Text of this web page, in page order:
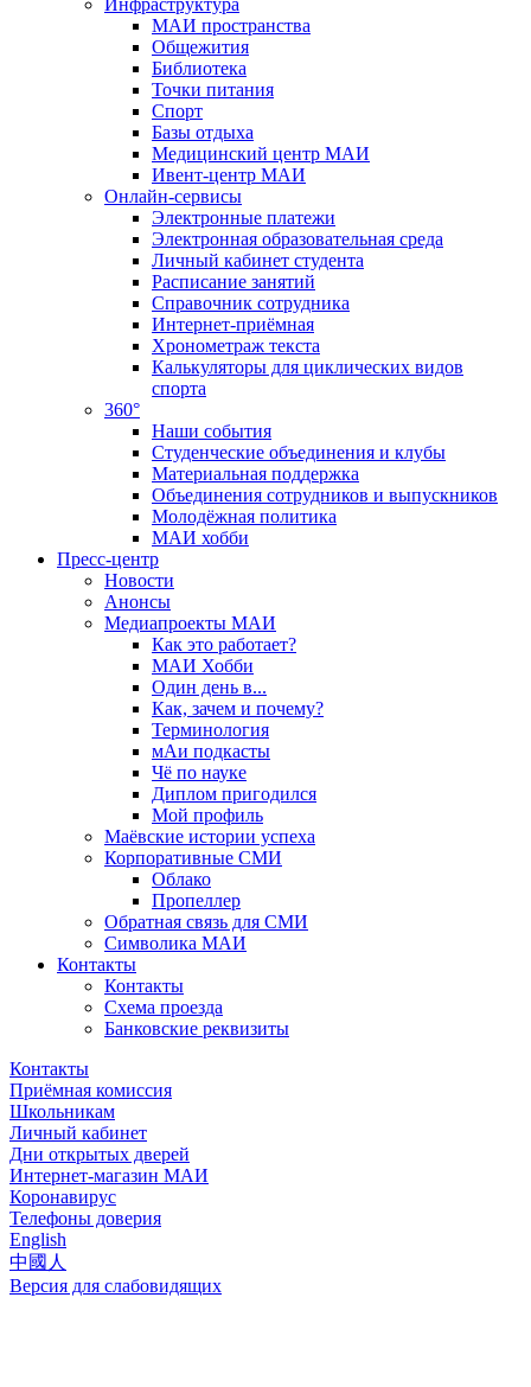
Инфраструктура
МАИ пространства
Общежития
Библиотека
Точки питания
Спорт
Базы отдыха
Медицинский центр МАИ
Ивент-центр МАИ
Онлайн-сервисы
Электронные платежи
Электронная образовательная среда
Личный кабинет студента
Расписание занятий
Справочник сотрудника
Интернет-приёмная
Хронометраж текста
Калькуляторы для циклических видов
спорта
360°
Наши события
Студенческие объединения и клубы
Материальная поддержка
Объединения сотрудников и выпускников
Молодёжная политика
МАИ хобби
Пресс-центр
Новости
Анонсы
Медиапроекты МАИ
Как это работает?
МАИ Хобби
Один день в...
Как, зачем и почему?
Терминология
мАи подкасты
Чё по науке
Диплом пригодился
Мой профиль
Маёвские истории успеха
Корпоративные СМИ
Облако
Пропеллер
Обратная связь для СМИ
Символика МАИ
Контакты
Контакты
Схема проезда
Банковские реквизиты
Контакты
Приёмная комиссия
Школьникам
Личный кабинет
Дни открытых дверей
Интернет-магазин МАИ
Коронавирус
Телефоны доверия
English
中國人
Версия для слабовидящих